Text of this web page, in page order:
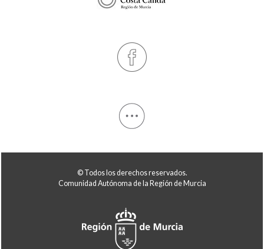
© Todos los derechos reservados.
Comunidad Autónoma de la Región de Murcia